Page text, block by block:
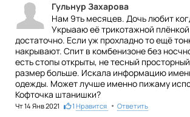
Гульнур Захарова
Нам 9ть месяцев. Дочь любит
Укрыааю её трикотажной
достаточно. Если уж прохладно то ещё
накрывают. Спит в комбенизоне без
есть стопы открыты, не тесный
размер больше. Искала информацию
одежды. Может лучше именно пижаму
Кофточка штанишки?
Чт 14 Янв 2021 1 Нравится • Ответить